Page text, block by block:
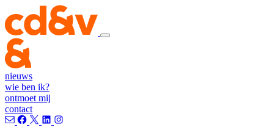
nieuws
wie ben ik?
ontmoet mij
contact